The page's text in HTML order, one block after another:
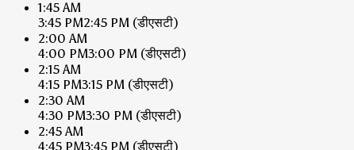
1:45 AM
3:45 PM2:45 PM (डीएसटी)
2:00 AM
4:00 PM3:00 PM (डीएसटी)
2:15 AM
4:15 PM3:15 PM (डीएसटी)
2:30 AM
4:30 PM3:30 PM (डीएसटी)
2:45 AM
4:45 PM3:45 PM (डीएसटी)